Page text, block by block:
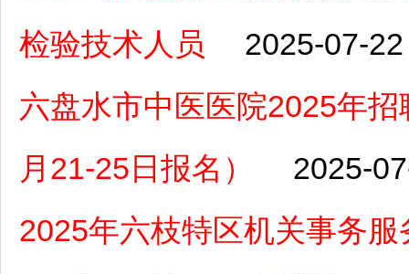
检验技术人员
2025-07-22
六盘水市中医医院2025年
月21-25日报名）
2025-
2025年六枝特区机关事务